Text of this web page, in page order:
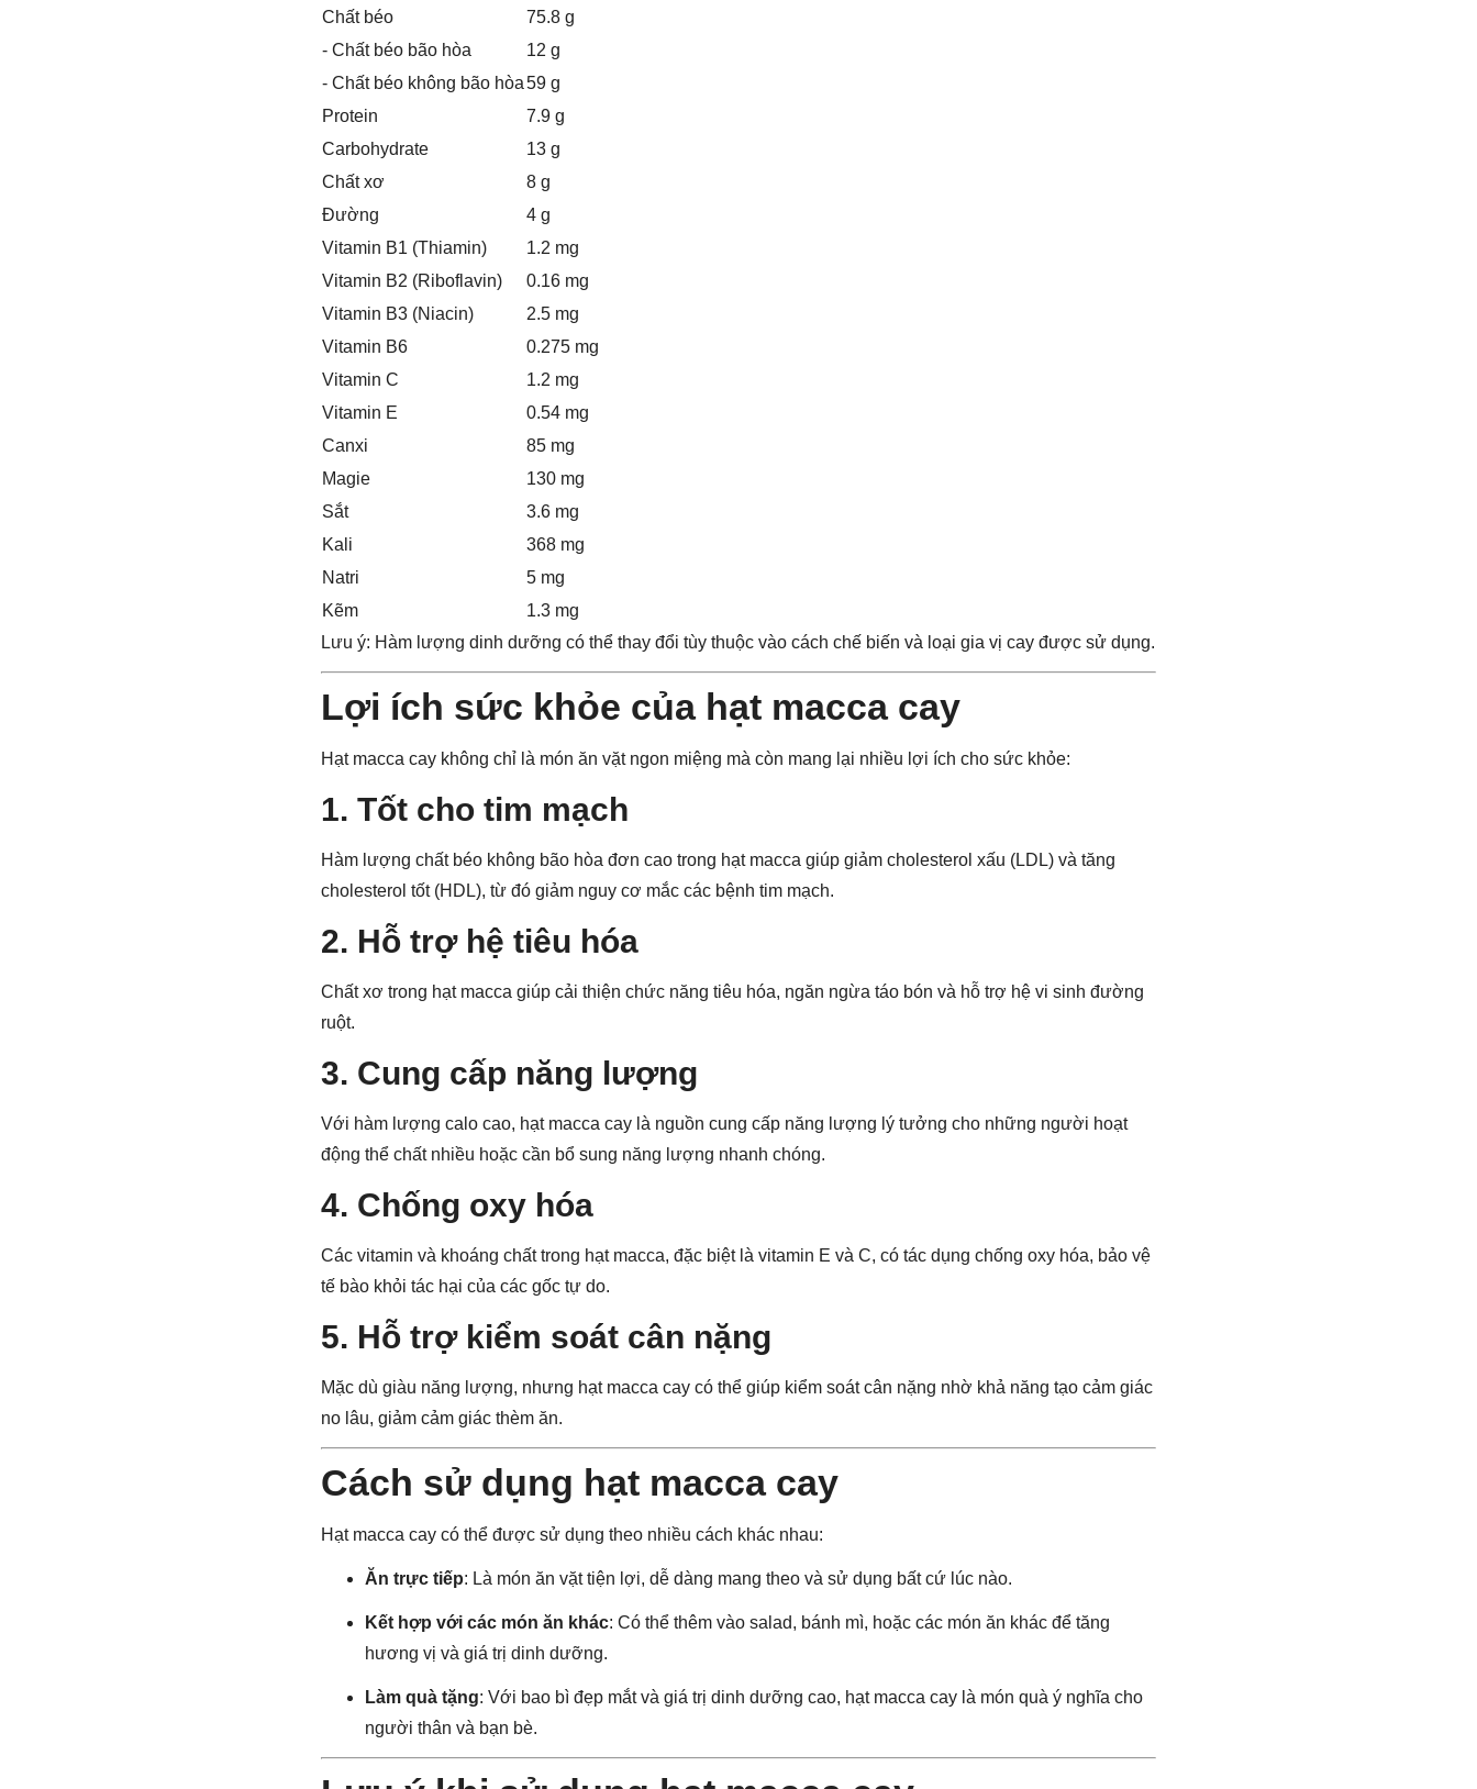
Chất béo
75.8 g
- Chất béo bão hòa
12 g
- Chất béo không bão hòa59 g
Protein
7.9 g
Carbohydrate
13 g
Chất xơ
8 g
Đường
4 g
Vitamin B1 (Thiamin)
1.2 mg
Vitamin B2 (Riboflavin)
0.16 mg
Vitamin B3 (Niacin)
2.5 mg
Vitamin B6
0.275 mg
Vitamin C
1.2 mg
Vitamin E
0.54 mg
Canxi
85 mg
Magie
130 mg
Sắt
3.6 mg
Kali
368 mg
Natri
5 mg
Kẽm
1.3 mg
Lưu ý: Hàm lượng dinh dưỡng có thể thay đổi tùy thuộc vào cách chế biến và loại gia vị cay được sử dụng.
Lợi ích sức khỏe của hạt macca cay
Hạt macca cay không chỉ là món ăn vặt ngon miệng mà còn mang lại nhiều lợi ích cho sức khỏe:
1. Tốt cho tim mạch
Hàm lượng chất béo không bão hòa đơn cao trong hạt macca giúp giảm cholesterol xấu (LDL) và tăng
cholesterol tốt (HDL), từ đó giảm nguy cơ mắc các bệnh tim mạch.
2. Hỗ trợ hệ tiêu hóa
Chất xơ trong hạt macca giúp cải thiện chức năng tiêu hóa, ngăn ngừa táo bón và hỗ trợ hệ vi sinh đường
ruột.
3. Cung cấp năng lượng
Với hàm lượng calo cao, hạt macca cay là nguồn cung cấp năng lượng lý tưởng cho những người hoạt
động thể chất nhiều hoặc cần bổ sung năng lượng nhanh chóng.
4. Chống oxy hóa
Các vitamin và khoáng chất trong hạt macca, đặc biệt là vitamin E và C, có tác dụng chống oxy hóa, bảo vệ
tế bào khỏi tác hại của các gốc tự do.
5. Hỗ trợ kiểm soát cân nặng
Mặc dù giàu năng lượng, nhưng hạt macca cay có thể giúp kiểm soát cân nặng nhờ khả năng tạo cảm giác
no lâu, giảm cảm giác thèm ăn.
Cách sử dụng hạt macca cay
Hạt macca cay có thể được sử dụng theo nhiều cách khác nhau:
Ăn trực tiếp: Là món ăn vặt tiện lợi, dễ dàng mang theo và sử dụng bất cứ lúc nào.
Kết hợp với các món ăn khác: Có thể thêm vào salad, bánh mì, hoặc các món ăn khác để tăng
hương vị và giá trị dinh dưỡng.
Làm quà tặng: Với bao bì đẹp mắt và giá trị dinh dưỡng cao, hạt macca cay là món quà ý nghĩa cho
người thân và bạn bè.